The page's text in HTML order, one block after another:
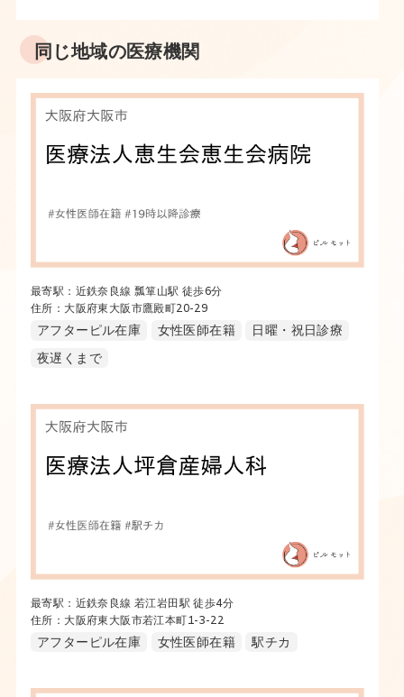
同じ地域の医療機関
最寄駅：近鉄奈良線 瓢箪山駅 徒歩6分
住所：大阪府東大阪市鷹殿町20-29
アフターピル在庫 女性医師在籍
日曜・祝日診療
夜遅くまで
最寄駅：近鉄奈良線 若江岩田駅 徒歩4分
住所：大阪府東大阪市若江本町1-3-22
アフターピル在庫 女性医師在籍 駅チカ